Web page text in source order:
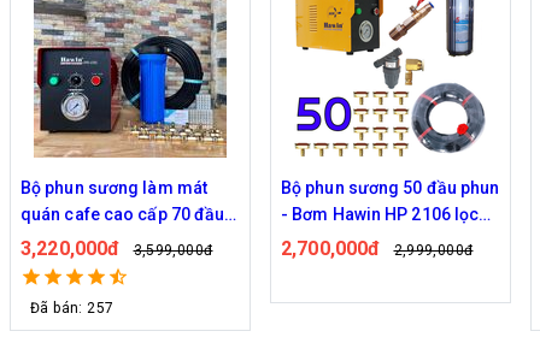
Bộ phun sương làm mát
quán cafe cao cấp 70 đầu
phun
3,220,000đ 3,599,000đ
Đã bán: 257
Bộ phun sương 50 đầu phun
- Bơm Hawin HP 2106 lọc
rác 50M dây
2,700,000đ 2,999,000đ